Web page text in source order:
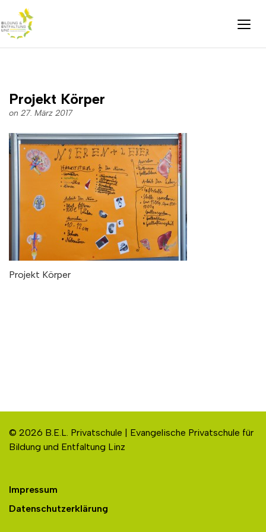
Projekt Körper
on 27. März 2017
Projekt Körper
© 2026 B.E.L. Privatschule | Evangelische Privatschule für
Bildung und Entfaltung Linz
Impressum
Datenschutzerklärung